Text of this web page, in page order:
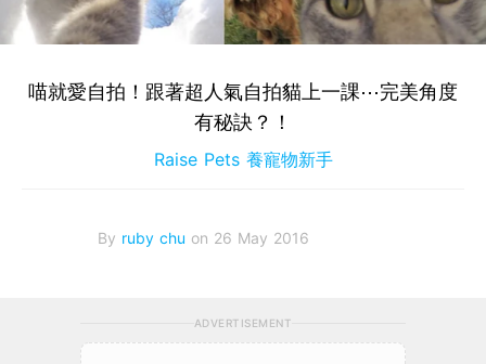
喵就愛自拍！跟著超人氣自拍貓上一課⋯完美角度
有秘訣？！
Raise Pets 養寵物新手
By ruby chu on 26 May 2016
ADVERTISEMENT